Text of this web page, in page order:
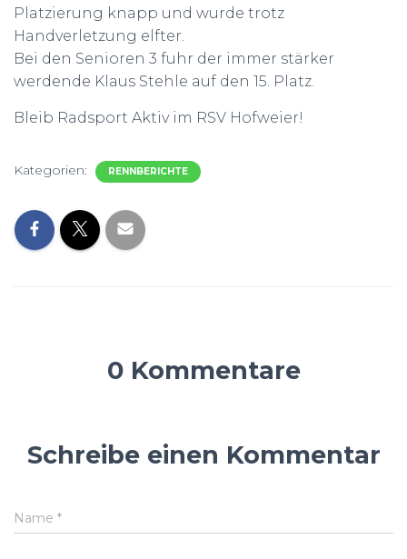
Platzierung knapp und wurde trotz
Handverletzung elfter.
Bei den Senioren 3 fuhr der immer stärker
werdende Klaus Stehle auf den 15. Platz.
Bleib Radsport Aktiv im RSV Hofweier!
Kategorien: RENNBERICHTE
0 Kommentare
Schreibe einen Kommentar
Name *